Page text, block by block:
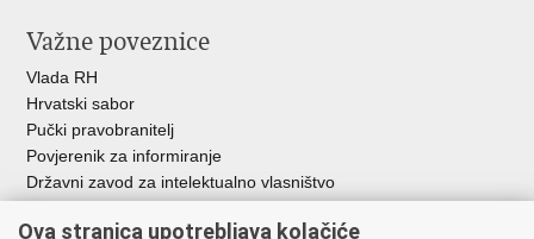
Važne poveznice
Vlada RH
Hrvatski sabor
Pučki pravobranitelj
Povjerenik za informiranje
Državni zavod za intelektualno vlasništvo
HAKOM
Ova stranica upotrebljava kolačiće